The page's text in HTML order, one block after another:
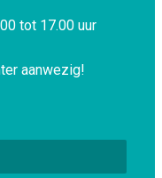
tot 17.00 uur
aanwezig!